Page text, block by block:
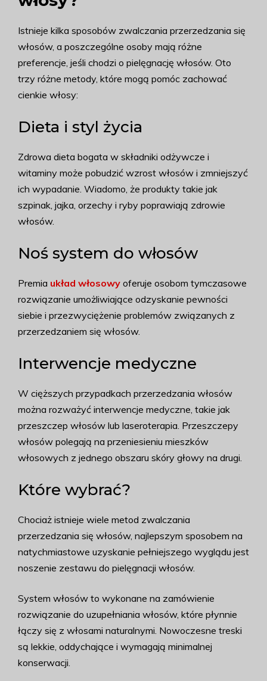
Istnieje kilka sposobów zwalczania przerzedzania się
włosów, a poszczególne osoby mają różne
preferencje, jeśli chodzi o pielęgnację włosów. Oto
trzy różne metody, które mogą pomóc zachować
cienkie włosy:
Dieta i styl życia
Zdrowa dieta bogata w składniki odżywcze i
witaminy może pobudzić wzrost włosów i zmniejszyć
ich wypadanie. Wiadomo, że produkty takie jak
szpinak, jajka, orzechy i ryby poprawiają zdrowie
włosów.
Noś system do włosów
Premia układ włosowy oferuje osobom tymczasowe
rozwiązanie umożliwiające odzyskanie pewności
siebie i przezwyciężenie problemów związanych z
przerzedzaniem się włosów.
Interwencje medyczne
W cięższych przypadkach przerzedzania włosów
można rozważyć interwencje medyczne, takie jak
przeszczep włosów lub laseroterapia. Przeszczepy
włosów polegają na przeniesieniu mieszków
włosowych z jednego obszaru skóry głowy na drugi.
Które wybrać?
Chociaż istnieje wiele metod zwalczania
przerzedzania się włosów, najlepszym sposobem na
natychmiastowe uzyskanie pełniejszego wyglądu jest
noszenie zestawu do pielęgnacji włosów.
System włosów to wykonane na zamówienie
rozwiązanie do uzupełniania włosów, które płynnie
łączy się z włosami naturalnymi. Nowoczesne treski
są lekkie, oddychające i wymagają minimalnej
konserwacji.